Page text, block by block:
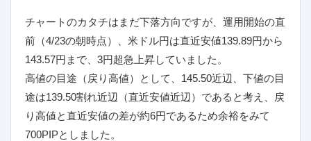
チャートのカタチはまだ下落方向ですが、運用開始の直
前（4/23の朝時点）、米ドル円は直近安値139.89円から
143.57円まで、3円超急上昇していました。
高値の目途（戻り高値）として、145.50近辺、下値の目
途は139.50割れ近辺（直近安値近辺）であると考え、戻
り高値と直近安値の差が約6円であるため余裕をみて
700PIPとしました。